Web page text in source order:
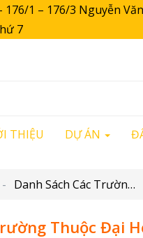
176/1 – 176/3
7
THIỆU DỰ ÁN
Danh Sách Các Trường Thuộc Đại Học Quốc Gia TPHCM
Thuộc Đại